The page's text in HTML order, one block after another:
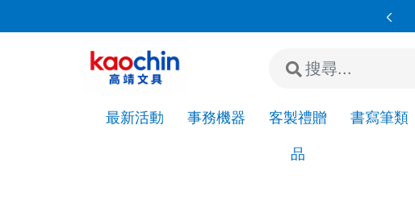
最新活動 事務機器 客製禮贈
品
書寫筆類